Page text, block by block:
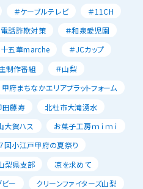
＃ケーブルテレビ
＃11CH
電話詐欺対策
＃和泉愛児園
十五華marche
＃JCカップ
制作番組
＃山梨
甲府まちなかエリアプラットフォーム
田藤寿
北杜市大滝湧水
大賀ハス
お菓子工房ｍｉｍｉ
回小江戸甲府の夏祭り
梨県支部
凉を求めて
ビー
クリーンファイターズ山梨